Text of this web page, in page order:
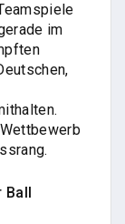
im
Ball